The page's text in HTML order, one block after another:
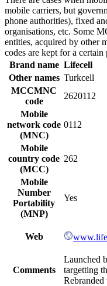
mobile carriers, but
phone authorities), fixed
organisations, etc. Some
entities, acquired by other
codes are kept for a
Brand name Lifecell
Other names Turkcell
MCCMNC
code
2620112
Mobile
network code
(MNC)
0112
Mobile
country code
(MCC)
262
Mobile
Number
Portability
(MNP)
Yes
Web
Comments
Launched
targetting